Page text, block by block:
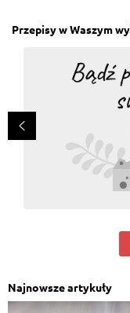
Wiki,
Herbatniki
wersja
Odpowiedzi (1)
,
Obłędnie
robię, bo
,
Po prostu
Przepisy w Waszym
Najnowsze artykuły